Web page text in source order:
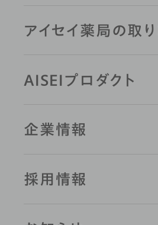
アイセイ薬局の取
AISEIプロダクト
企業情報
採用情報